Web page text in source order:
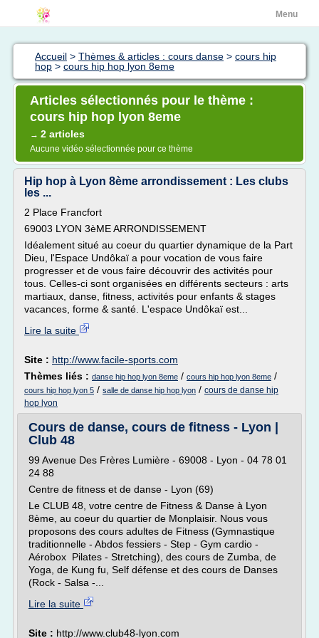
Menu
Accueil > Thèmes & articles : cours danse > cours hip
hop > cours hip hop lyon 8eme
Articles sélectionnés pour le thème :
cours hip hop lyon 8eme
→ 2 articles
Aucune vidéo sélectionnée pour ce thème
Hip hop à Lyon 8ème arrondissement : Les clubs
les ...
2 Place Francfort
69003 LYON 3èME ARRONDISSEMENT
Idéalement situé au coeur du quartier dynamique de la Part
Dieu, l'Espace Undôkaï a pour vocation de vous faire
progresser et de vous faire découvrir des activités pour
tous. Celles-ci sont organisées en différents secteurs : arts
martiaux, danse, fitness, activités pour enfants & stages
vacances, forme & santé. L'espace Undôkaï est...
Lire la suite
Site : http://www.facile-sports.com
Thèmes liés : danse hip hop lyon 8eme / cours hip hop lyon 8eme /
cours hip hop lyon 5 / salle de danse hip hop lyon / cours de danse hip
hop lyon
Cours de danse, cours de fitness - Lyon |
Club 48
99 Avenue Des Frères Lumière - 69008 - Lyon - 04 78 01
24 88
Centre de fitness et de danse - Lyon (69)
Le CLUB 48, votre centre de Fitness & Danse à Lyon
8ème, au coeur du quartier de Monplaisir. Nous vous
proposons des cours adultes de Fitness (Gymnastique
traditionnelle - Abdos fessiers - Step - Gym cardio -
Aérobox Pilates - Stretching), des cours de Zumba, de
Yoga, de Kung fu, Self défense et des cours de Danses
(Rock - Salsa -...
Lire la suite
Site : http://www.club48-lyon.com